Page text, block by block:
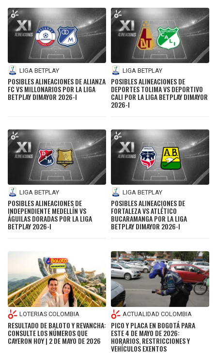
LIGA BETPLAY
POSIBLES ALINEACIONES DE ALIANZA
FC VS MILLONARIOS POR LA LIGA
BETPLAY DIMAYOR 2026-I
LIGA BETPLAY
POSIBLES ALINEACIONES DE
DEPORTES TOLIMA VS DEPORTIVO
CALI POR LA LIGA BETPLAY DIMAYOR
2026-I
LIGA BETPLAY
POSIBLES ALINEACIONES DE
INDEPENDIENTE MEDELLÍN VS
ÁGUILAS DORADAS POR LA LIGA
BETPLAY 2026-I
LIGA BETPLAY
POSIBLES ALINEACIONES DE
FORTALEZA VS ATLÉTICO
BUCARAMANGA POR LA LIGA
BETPLAY DIMAYOR 2026-I
LOTERIAS COLOMBIA
RESULTADO DE BALOTO Y REVANCHA:
CONSULTE LOS NÚMEROS QUE
CAYERON HOY | 2 DE MAYO DE 2026
ACTUALIDAD COLOMBIA
PICO Y PLACA EN BOGOTÁ PARA
ESTE 4 DE MAYO DE 2026:
HORARIOS, RESTRICCIONES Y
VEHÍCULOS EXENTOS